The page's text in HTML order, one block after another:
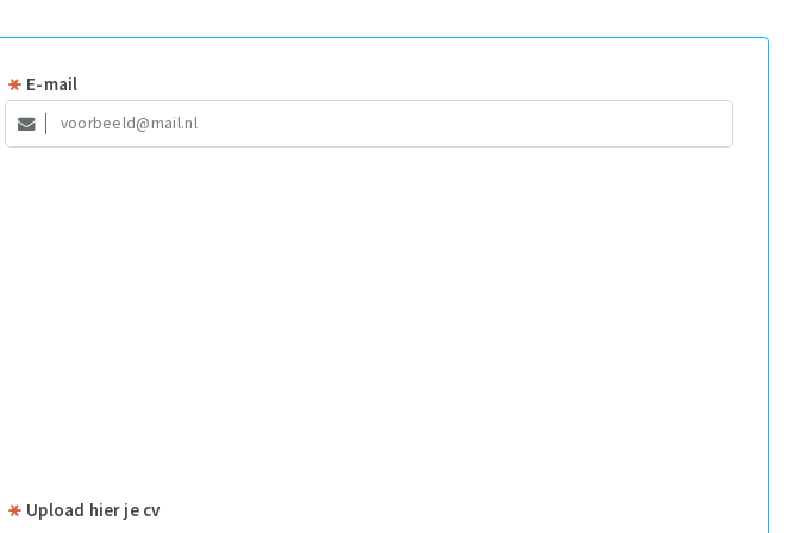
E-mail
Upload hier je cv